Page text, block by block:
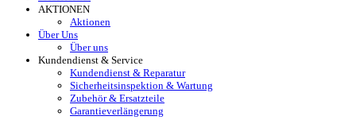
AKTIONEN
Aktionen
Über Uns
Über uns
Kundendienst & Service
Kundendienst & Reparatur
Sicherheitsinspektion & Wartung
Zubehör & Ersatzteile
Garantieverlängerung